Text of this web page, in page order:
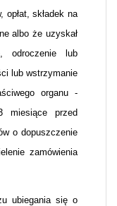
składek na
albo że uzyskał
odroczenie lub
lub wstrzymanie
organu -
miesiące przed
o dopuszczenie
zamówienia
ubiegania się o